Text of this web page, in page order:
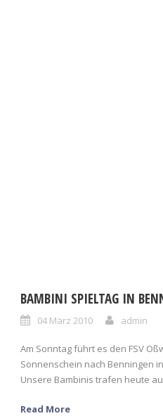
BAMBINI SPIELTAG IN
04 März 2010 admin
Am Sonntag führt es den FSV
Sonnenschein nach Benningen
Unsere Bambinis trafen heute
Read More